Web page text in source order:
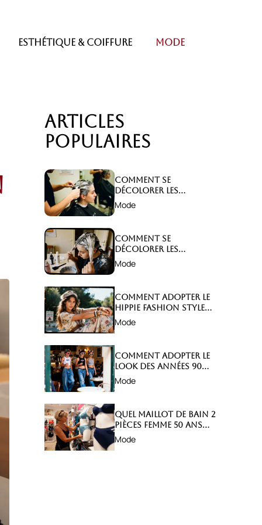
Esthétique & coiffure Mode
Articles
populaires
Comment se
décolorer les
cheveux sans les
abîmer ?
Mode
Comment se
décolorer les
cheveux sans les
abîmer ?
Mode
Comment adopter le
hippie fashion style
avec élégance ?
Mode
Comment adopter le
look des années 90
avec style ?
Mode
Quel maillot de bain 2
pièces femme 50 ans
choisir ?
Mode